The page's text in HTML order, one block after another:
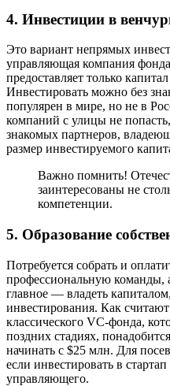
4. Инвестиции в
Это вариант непрямых
управляющая компания
предоставляет только
Инвестировать можно без
популярен в мире, но не в
компаний с улицы не
знакомых партнеров,
размер инвестируемого
Важно помнить!
заинтересованы не
компетенции.
5. Образование
Потребуется собрать и
профессиональную команды,
главное — владеть
инвестирования. Как
классического VC-фонда,
поздних стадиях,
начинать с $25 млн. Для
если инвестировать в
управляющего.